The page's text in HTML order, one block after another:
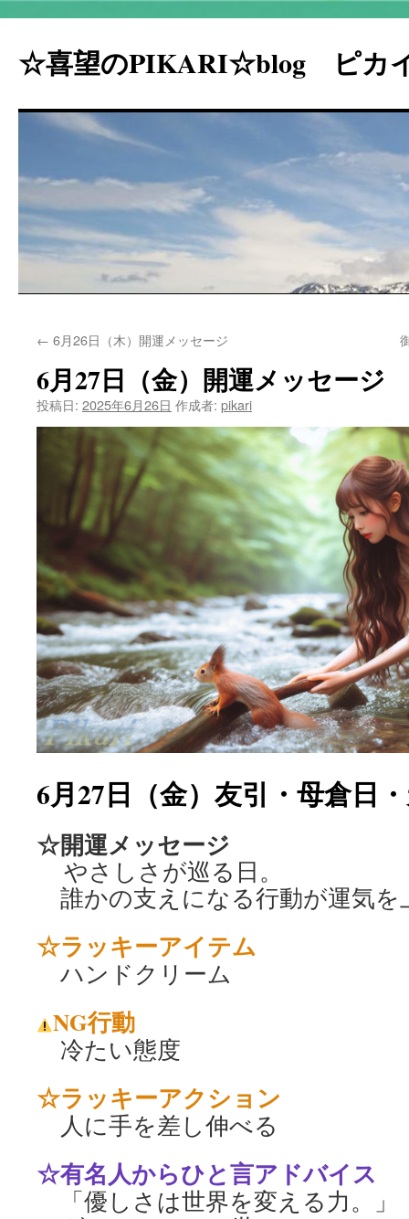
☆喜望のPIKARI☆blog ピ
ン
テ
ン
ッ
プ
← 6月26日（木）開運メッセージ
6月27日（金）開運メッセージ
投稿日: 2025年6月26日 作成者: pikari
6月27日（金）友引・母倉日
☆開運メッセージ
やさしさが巡る日。
誰かの支えになる行動が運気を
☆ラッキーアイテム
ハンドクリーム
NG行動
冷たい態度
☆ラッキーアクション
人に手を差し伸べる
☆有名人からひと言アドバイス
「優しさは世界を変える力。」